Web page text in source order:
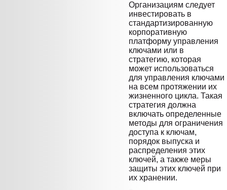
Организациям следует
инвестировать в
стандартизированную
корпоративную
платформу управления
ключами или в
стратегию, которая
может использоваться
для управления ключами
на всем протяжении их
жизненного цикла. Такая
стратегия должна
включать определенные
методы для ограничения
доступа к ключам,
порядок выпуска и
распределения этих
ключей, а также меры
защиты этих ключей при
их хранении.